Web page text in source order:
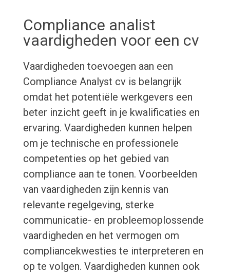
Compliance analist
vaardigheden voor een cv
Vaardigheden toevoegen aan een
Compliance Analyst cv is belangrijk
omdat het potentiële werkgevers een
beter inzicht geeft in je kwalificaties en
ervaring. Vaardigheden kunnen helpen
om je technische en professionele
competenties op het gebied van
compliance aan te tonen. Voorbeelden
van vaardigheden zijn kennis van
relevante regelgeving, sterke
communicatie- en probleemoplossende
vaardigheden en het vermogen om
compliancekwesties te interpreteren en
op te volgen. Vaardigheden kunnen ook